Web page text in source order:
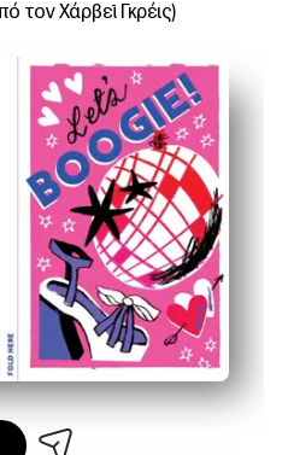
τον Χάρβεϊ Γκρέις)